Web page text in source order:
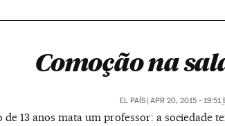
Comoção na
EL PAÍS | APR 20, 2015 - 19:51
de 13 anos mata um professor: a sociedade